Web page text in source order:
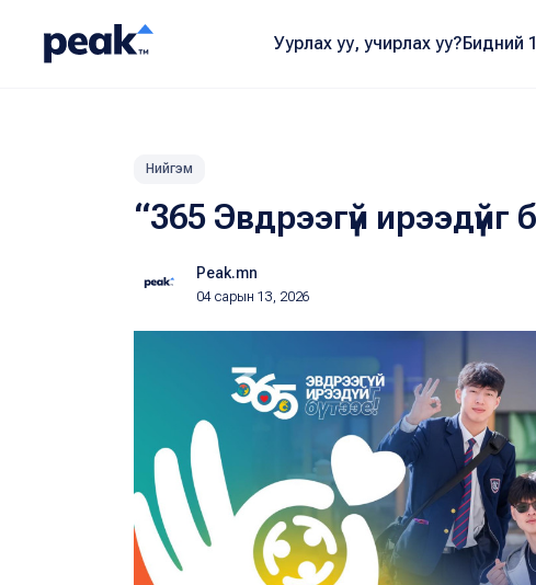
Уурлах уу, учирлах уу?Бидний
Нийгэм
“365 Эвдрээгүй ирээдүйг
Peak.mn
04 сарын 13, 2026